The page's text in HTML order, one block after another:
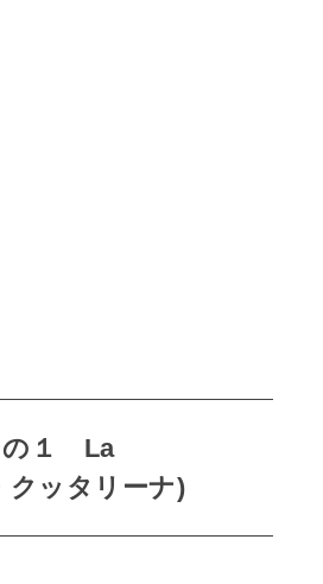
の１ La
クッタリーナ)